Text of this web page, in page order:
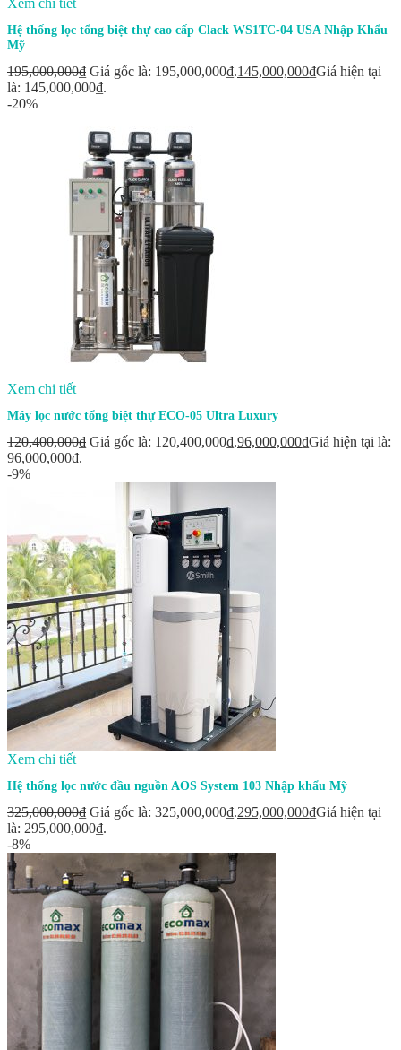
Xem chi tiết
Hệ thống lọc tổng biệt thự cao cấp Clack WS1TC-04 USA Nhập Khẩu
Mỹ
195,000,000₫ Giá gốc là: 195,000,000₫.145,000,000₫Giá hiện tại
là: 145,000,000₫.
-20%
Xem chi tiết
Máy lọc nước tổng biệt thự ECO-05 Ultra Luxury
120,400,000₫ Giá gốc là: 120,400,000₫.96,000,000₫Giá hiện tại là:
96,000,000₫.
-9%
Xem chi tiết
Hệ thống lọc nước đầu nguồn AOS System 103 Nhập khẩu Mỹ
325,000,000₫ Giá gốc là: 325,000,000₫.295,000,000₫Giá hiện tại
là: 295,000,000₫.
-8%